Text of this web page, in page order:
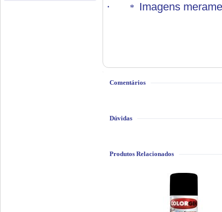
· * Imagens
Comentários
Dúvidas
Produtos Relacionados